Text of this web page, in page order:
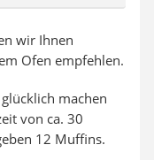
wir Ihnen
Ofen empfehlen.
machen
von ca. 30
12 Muffins.